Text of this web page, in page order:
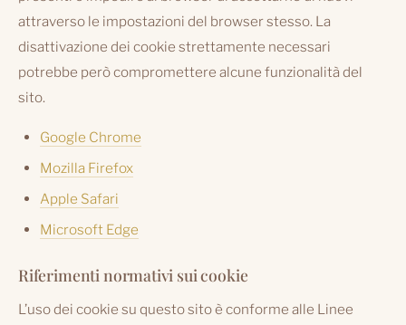
attraverso le impostazioni del browser stesso. La
disattivazione dei cookie strettamente necessari
potrebbe però compromettere alcune funzionalità del
sito.
Google Chrome
Mozilla Firefox
Apple Safari
Microsoft Edge
Riferimenti normativi sui cookie
L’uso dei cookie su questo sito è conforme alle Linee